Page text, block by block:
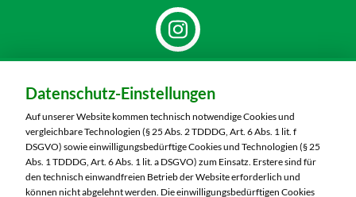
MARKTKAUF Nobitz
Altenburger Straße 29
04603 Nobitz
Telefon:03447 51260
Datenschutz-Einstellungen
Auf unserer Website kommen technisch notwendige Cookies und
vergleichbare Technologien (§ 25 Abs. 2 TDDDG, Art. 6 Abs. 1 lit. f
DSGVO) sowie einwilligungsbedürftige Cookies und Technologien (§ 25
Abs. 1 TDDDG, Art. 6 Abs. 1 lit. a DSGVO) zum Einsatz. Erstere sind für
den technisch einwandfreien Betrieb der Website erforderlich und
können nicht abgelehnt werden. Die einwilligungsbedürftigen Cookies